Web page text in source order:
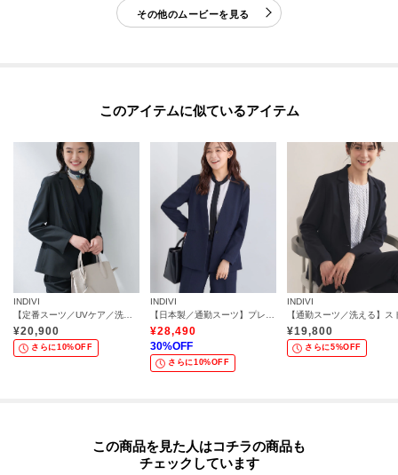
※照明の関係により、実際よりも色味が違って見える場合があります。また、
伸縮性：ややあり
生地の厚み：普通
裏地：なし
洗濯方法：洗濯機洗い可
モデル情報：身長168cm B74 W58 H84 着用サイズ：38（M）
その他のムービーを見る
このアイテムに似ているアイテム
INDIVI
【定番スーツ／UVケア／洗える】ウール調テーラードジャケット
¥20,900
さらに10%OFF
INDIVI
【日本製／通勤スーツ】プレシャスドビー ノーカラージャケット
¥28,490
30%OFF
さらに10%OFF
INDIVI
¥19,800
さらに5%OFF
この商品を見た人はコチラの商品も
チェックしています